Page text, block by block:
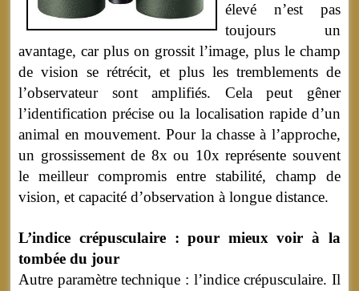
élevé n’est pas
toujours un
avantage, car plus on grossit l’image, plus le champ
de vision se rétrécit, et plus les tremblements de
l’observateur sont amplifiés. Cela peut gêner
l’identification précise ou la localisation rapide d’un
animal en mouvement. Pour la chasse à l’approche,
un grossissement de 8x ou 10x représente souvent
le meilleur compromis entre stabilité, champ de
vision, et capacité d’observation à longue distance.
L’indice crépusculaire : pour mieux voir à la
tombée du jour
Autre paramètre technique : l’indice crépusculaire. Il